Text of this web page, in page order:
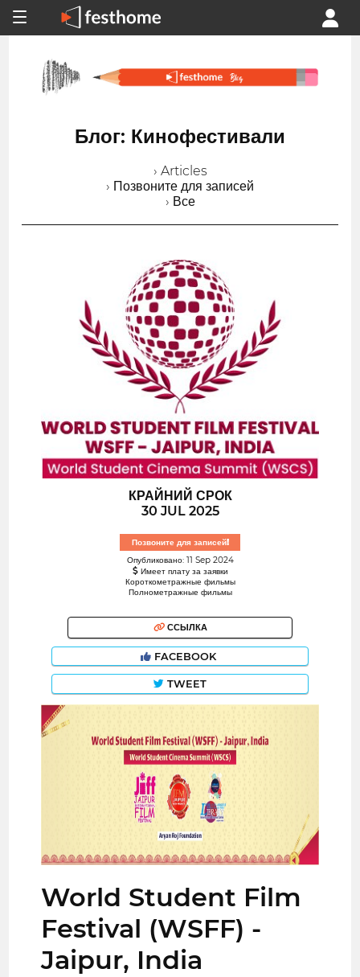
Блог: Кинофестивали
› Articles
› Позвоните для записей
› Все
КРАЙНИЙ СРОК
30 JUL 2025
Позвоните для записей!
Опубликовано: 11 Sep 2024
Имеет плату за заявки
Короткометражные фильмы
Полнометражные фильмы
ССЫЛКА
FACEBOOK
TWEET
World Student Film
Festival (WSFF) -
Jaipur, India